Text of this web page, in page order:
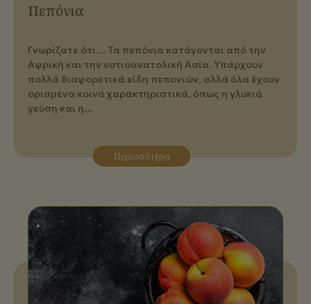
Πεπόνια
Γνωρίζατε ότι… Τα πεπόνια κατάγονται από την
Αφρική και την νοτιοανατολική Ασία. Υπάρχουν
πολλά διαφορετικά είδη πεπονιών, αλλά όλα έχουν
ορισμένα κοινά χαρακτηριστικά, όπως η γλυκιά
γεύση και η...
Περισσότερα